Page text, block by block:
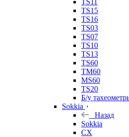
TS11
TS15
TS16
TS03
TS07
TS10
TS13
TS60
TM60
MS60
TS20
Б/у
Sokkia
Назад
Sokkia
CX